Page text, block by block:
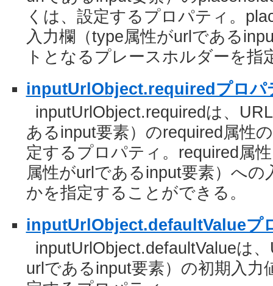
くは、設定するプロパティ。
入力欄（type属性がurlである
トとなるプレースホルダーを指
inputUrlObject.requiredプロパ
inputUrlObject.requiredは、
あるinput要素）のrequired属性
定するプロパティ。required属
属性がurlであるinput要素）へ
かを指定することができる。
inputUrlObject.defaultValueプ
inputUrlObject.defaultValueは
urlであるinput要素）の初期入力